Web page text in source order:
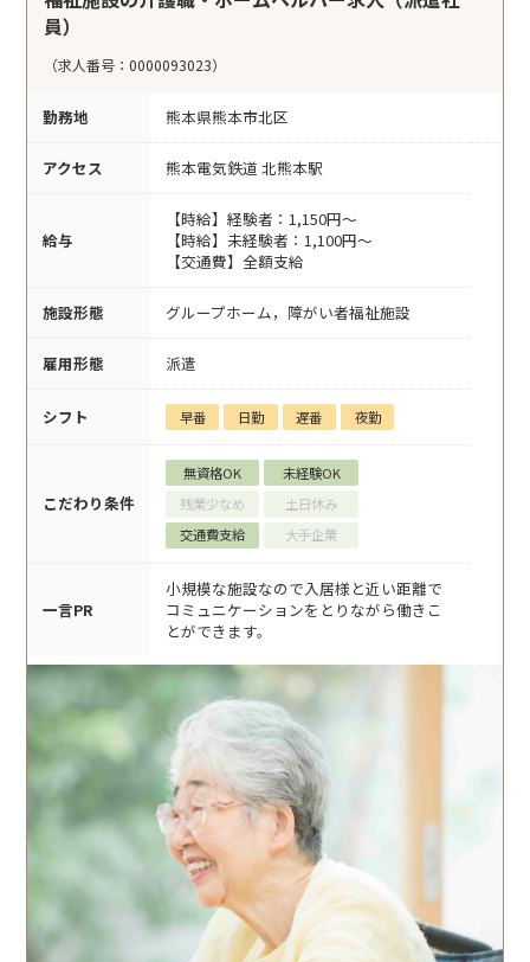
員）
（求人番号：0000093023）
勤務地 熊本県熊本市北区
アクセス 熊本電気鉄道 北熊本駅
給与
【時給】経験者：1,150円～
【時給】未経験者：1,100円～
【交通費】全額支給
施設形態 グループホーム，障がい者福祉施設
雇用形態 派遣
シフト 早番 日勤 遅番 夜勤
こだわり条件
無資格OK
未経験OK
残業少なめ
土日休み
交通費支給
大手企業
一言PR
小規模な施設なので入居様と近い距離で
コミュニケーションをとりながら働きこ
とができます。